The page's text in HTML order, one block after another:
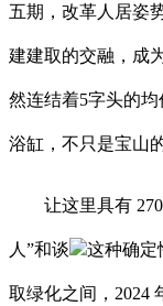
五期，改革人居姿
建建取的交融，成
然连结着5字头的
浴缸，不只是宝山
让这里具有 270
人”和谈 这种确定
取绿化之间，2024